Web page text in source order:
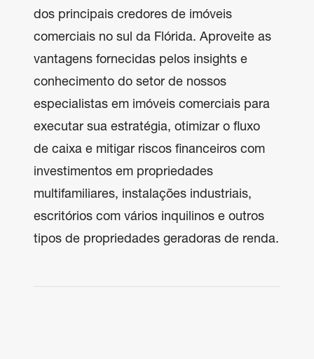
dos principais credores de imóveis
comerciais no sul da Flórida. Aproveite as
vantagens fornecidas pelos insights e
conhecimento do setor de nossos
especialistas em imóveis comerciais para
executar sua estratégia, otimizar o fluxo
de caixa e mitigar riscos financeiros com
investimentos em propriedades
multifamiliares, instalações industriais,
escritórios com vários inquilinos e outros
tipos de propriedades geradoras de renda.